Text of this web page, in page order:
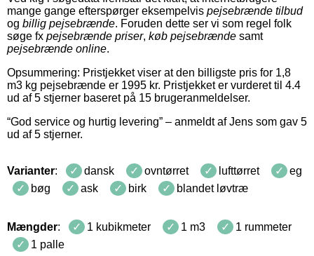
mange gange efterspørger eksempelvis pejsebrænde tilbud
og billig pejsebrænde. Foruden dette ser vi som regel folk
søge fx pejsebrænde priser, køb pejsebrænde samt
pejsebrænde online.
Opsummering: Pristjekket viser at den billigste pris for 1,8
m3 kg pejsebrænde er 1995 kr. Pristjekket er vurderet til 4.4
ud af 5 stjerner baseret på 15 brugeranmeldelser.
“God service og hurtig levering” – anmeldt afJens som gav 5
ud af5 stjerner.
Varianter: dansk ovntørret lufttørret
eg
bøg
ask birk blandet løvtræ
Mængder: 1 kubikmeter 1 m3
1 rummeter
1 palle